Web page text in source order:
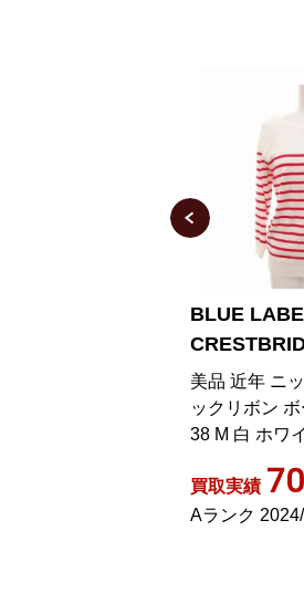
BLUE
美品 近年 ニ
ックリボン
38 M 白 ホワ
買取実績
Aランク